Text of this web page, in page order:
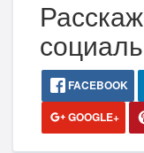
FACEBOOK
GOOGLE+